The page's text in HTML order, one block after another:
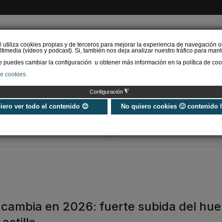
utiliza cookies propias y de terceros para mejorar la experiencia de navegación
(vídeos y podcast). Si, también nos deja analizar nuestro tráfico para
puedes cambiar la configuración u obtener más información en la política de
cookies.
Configuración ◮
ver todo el contenido 😊 No quiero cookies 🙁 contenido
RENOVABLES
El precio del pellet
vuelve a subir en España:
esto cuesta un saco en
La producción
de pellets
hasta las
en 2026: fuerte subida del